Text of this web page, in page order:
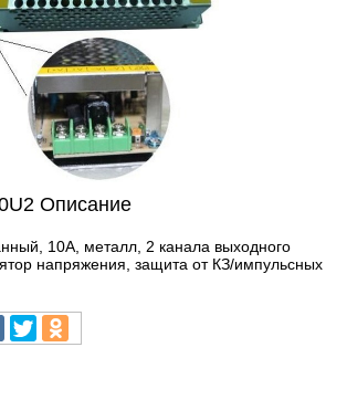
Описание
10А, металл, 2 канала выходного
напряжения, защита от КЗ/импульсных